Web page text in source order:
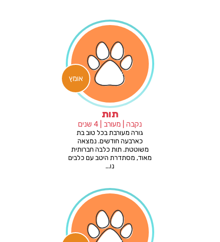
אומץ
תות
נקבה | מעורב | 4 שנים
גורה מעורבת בכל טוב בת
כארבעה חודשים. נמצאה
משוטטת. תות כלבה חברותית
מאוד, מסתדרת היטב עם כלבים
נו...